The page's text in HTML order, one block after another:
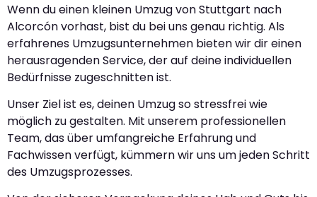
Wenn du einen kleinen Umzug von Stuttgart nach
Alcorcón vorhast, bist du bei uns genau richtig. Als
erfahrenes Umzugsunternehmen bieten wir dir einen
herausragenden Service, der auf deine individuellen
Bedürfnisse zugeschnitten ist.
Unser Ziel ist es, deinen Umzug so stressfrei wie
möglich zu gestalten. Mit unserem professionellen
Team, das über umfangreiche Erfahrung und
Fachwissen verfügt, kümmern wir uns um jeden Schritt
des Umzugsprozesses.